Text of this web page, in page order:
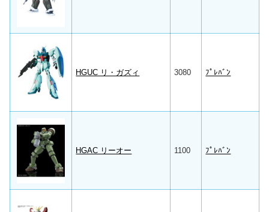
HGUC リ・ガズィ 3080 ﾌﾟﾚﾊﾞﾝ
HGAC リーオー 1100 ﾌﾟﾚﾊﾞﾝ